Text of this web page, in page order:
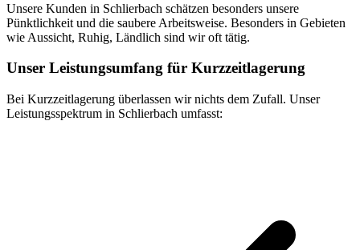
Unsere Kunden in Schlierbach schätzen besonders unsere
Pünktlichkeit und die saubere Arbeitsweise. Besonders in Gebieten
wie Aussicht, Ruhig, Ländlich sind wir oft tätig.
Unser Leistungsumfang für Kurzzeitlagerung
Bei Kurzzeitlagerung überlassen wir nichts dem Zufall. Unser
Leistungsspektrum in Schlierbach umfasst: